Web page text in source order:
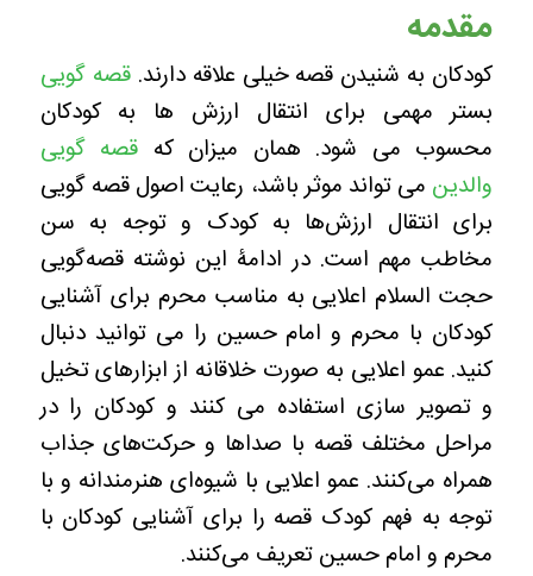
مقدمه
کودکان به شنیدن قصه خیلی علاقه دارند.قصه گویی
بستر مهمی برای انتقال ارزش ها به کودکان
محسوب می شود. همان میزان که قصه گویی
والدین می تواند موثر باشد، رعایت اصول قصه گویی
برای انتقال ارزش‌ها به کودک و توجه به سن
مخاطب مهم است. در ادامۀ این نوشته قصه‌گویی
حجت السلام اعلایی به مناسب محرم برای آشنایی
کودکان با محرم و امام حسین را می توانید دنبال
کنید. عمو اعلایی به صورت خلاقانه از ابزارهای تخیل
و تصویر سازی استفاده می کنند و کودکان را در
مراحل مختلف قصه با صداها و حرکت‌‌های جذاب
همراه می‌کنند. عمو اعلایی با شیوه‌ای هنرمندانه و با
توجه به فهم کودک قصه را برای آشنایی کودکان با
محرم و امام حسین تعریف می‌کنند.